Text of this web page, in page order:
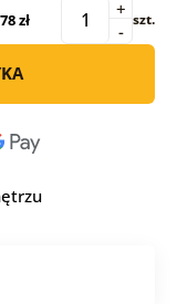
zł -
+ szt.